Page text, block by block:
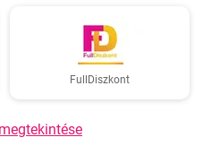
FullDiszkont